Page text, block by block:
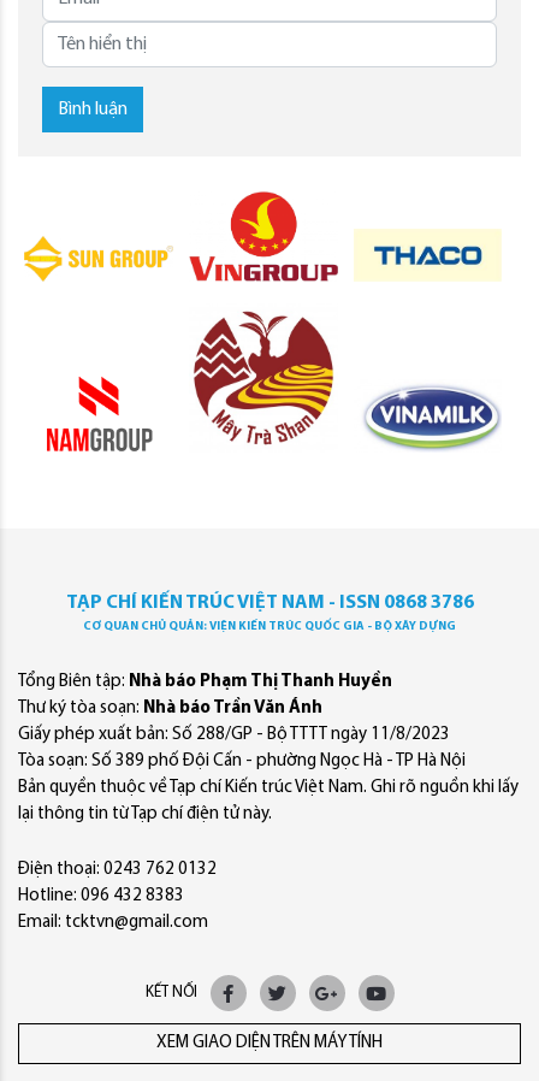
Bình luận
TẠP CHÍ KIẾN TRÚC VIỆT NAM - ISSN 0868 3786
CƠ QUAN CHỦ QUẢN: VIỆN KIẾN TRÚC QUỐC GIA - BỘ XÂY DỰNG
Tổng Biên tập: Nhà báo Phạm Thị Thanh Huyền
Thư ký tòa soạn: Nhà báo Trần Văn Ánh
Giấy phép xuất bản: Số 288/GP - Bộ TTTT ngày 11/8/2023
Tòa soạn: Số 389 phố Đội Cấn - phường Ngọc Hà - TP Hà Nội
Bản quyền thuộc về Tạp chí Kiến trúc Việt Nam. Ghi rõ nguồn khi lấy
lại thông tin từ Tạp chí điện tử này.
Điện thoại: 0243 762 0132
Hotline: 096 432 8383
Email: tcktvn@gmail.com
KẾT NỐI
XEM GIAO DIỆN TRÊN MÁY TÍNH